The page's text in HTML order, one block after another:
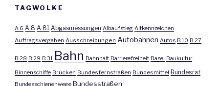
TAGWOLKE
A 6 A 8 A 81 Abgasmessungen Albaufstieg Altkennzeichen
Auftragsvergaben Ausschreibungen Autobahnen Autos B 10 B 27
B 28 B 29 B 31 Bahn Bahnhalt Barrierefreiheit Basel Baukultur
Binnenschiffe Brücken Bundesfernstraßen Bundesmittel Bundesrat
Bundesschienenwege Bundesstraßen